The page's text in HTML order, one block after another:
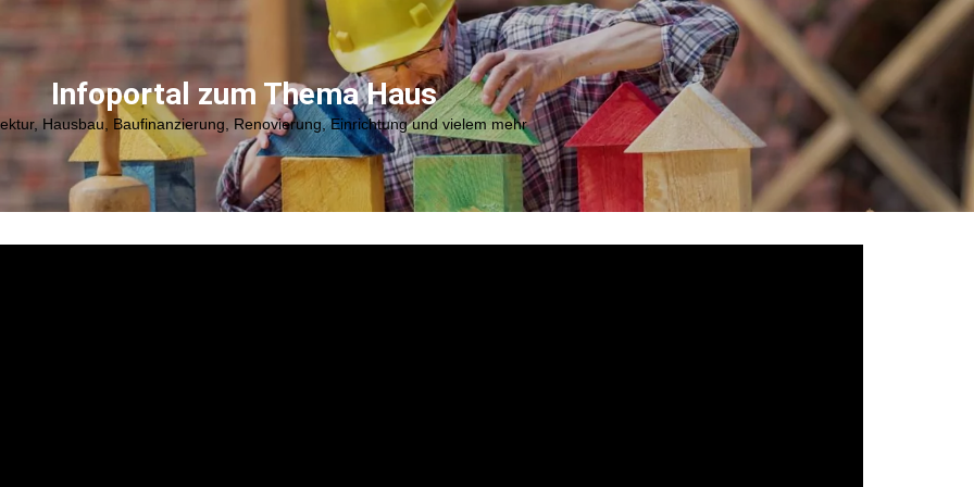
Infoportal zum Thema Haus
Hausbau, Baufinanzierung, Renovierung, Einrichtung und vielem mehr